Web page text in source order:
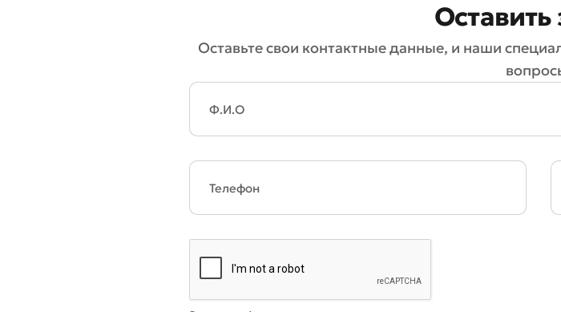
Оставить
Оставьте свои контактные данные, и наши